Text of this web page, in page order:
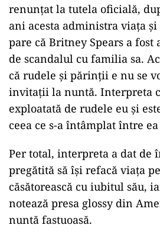
renunțat la tutela oficială,
ani acesta administra viața
pare că Britney Spears a fost
de scandalul cu familia sa.
că rudele și părinții e nu se
invitații la nuntă. Interpreta
exploatată de rudele eu și
ceea ce s-a întâmplat între ea
Per total, interpreta a dat de
pregătită să își refacă viața
căsătorească cu iubitul său,
notează presa glossy din
nuntă fastuoasă.